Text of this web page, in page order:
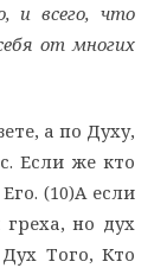
и всего, что
от многих
а по Духу,
Если же кто
(10)А если
но дух
Того, Кто